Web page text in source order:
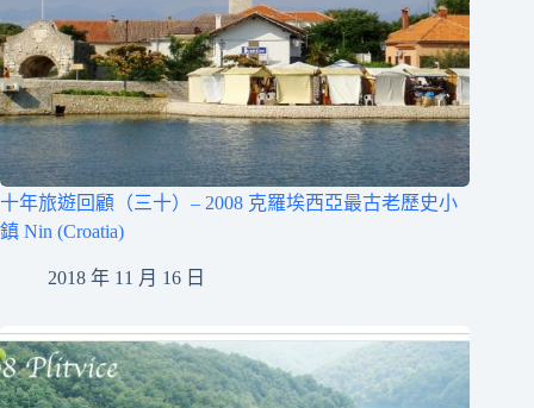
十年旅遊回顧（三十）– 2008 克羅埃西亞最古老歷史小
鎮 Nin (Croatia)
2018 年 11 月 16 日